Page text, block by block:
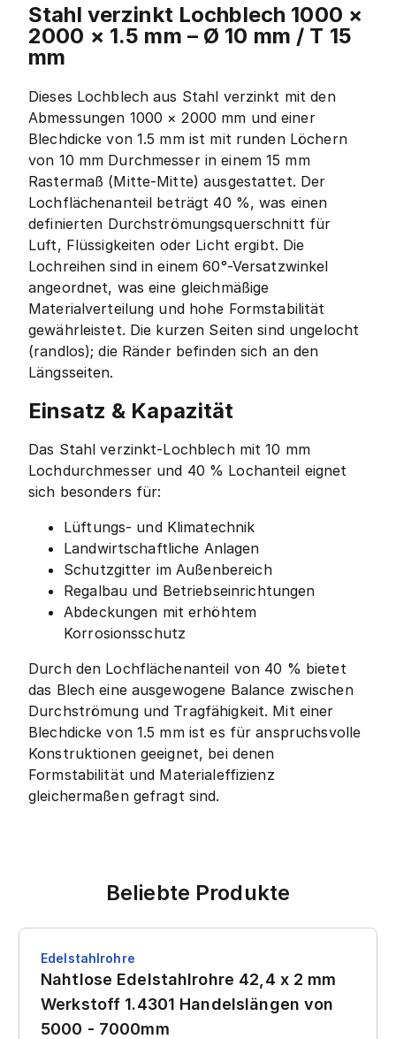
Stahl verzinkt Lochblech 1000 ×
2000 × 1.5 mm – Ø 10 mm / T 15
mm
Dieses Lochblech aus Stahl verzinkt mit den
Abmessungen 1000 × 2000 mm und einer
Blechdicke von 1.5 mm ist mit runden Löchern
von 10 mm Durchmesser in einem 15 mm
Rastermaß (Mitte-Mitte) ausgestattet. Der
Lochflächenanteil beträgt 40 %, was einen
definierten Durchströmungsquerschnitt für
Luft, Flüssigkeiten oder Licht ergibt. Die
Lochreihen sind in einem 60°-Versatzwinkel
angeordnet, was eine gleichmäßige
Materialverteilung und hohe Formstabilität
gewährleistet. Die kurzen Seiten sind ungelocht
(randlos); die Ränder befinden sich an den
Längsseiten.
Einsatz & Kapazität
Das Stahl verzinkt-Lochblech mit 10 mm
Lochdurchmesser und 40 % Lochanteil eignet
sich besonders für:
Lüftungs- und Klimatechnik
Landwirtschaftliche Anlagen
Schutzgitter im Außenbereich
Regalbau und Betriebseinrichtungen
Abdeckungen mit erhöhtem
Korrosionsschutz
Durch den Lochflächenanteil von 40 % bietet
das Blech eine ausgewogene Balance zwischen
Durchströmung und Tragfähigkeit. Mit einer
Blechdicke von 1.5 mm ist es für anspruchsvolle
Konstruktionen geeignet, bei denen
Formstabilität und Materialeffizienz
gleichermaßen gefragt sind.
Beliebte Produkte
Edelstahlrohre
Nahtlose Edelstahlrohre 42,4 x 2 mm
Werkstoff 1.4301 Handelslängen von
5000 - 7000mm